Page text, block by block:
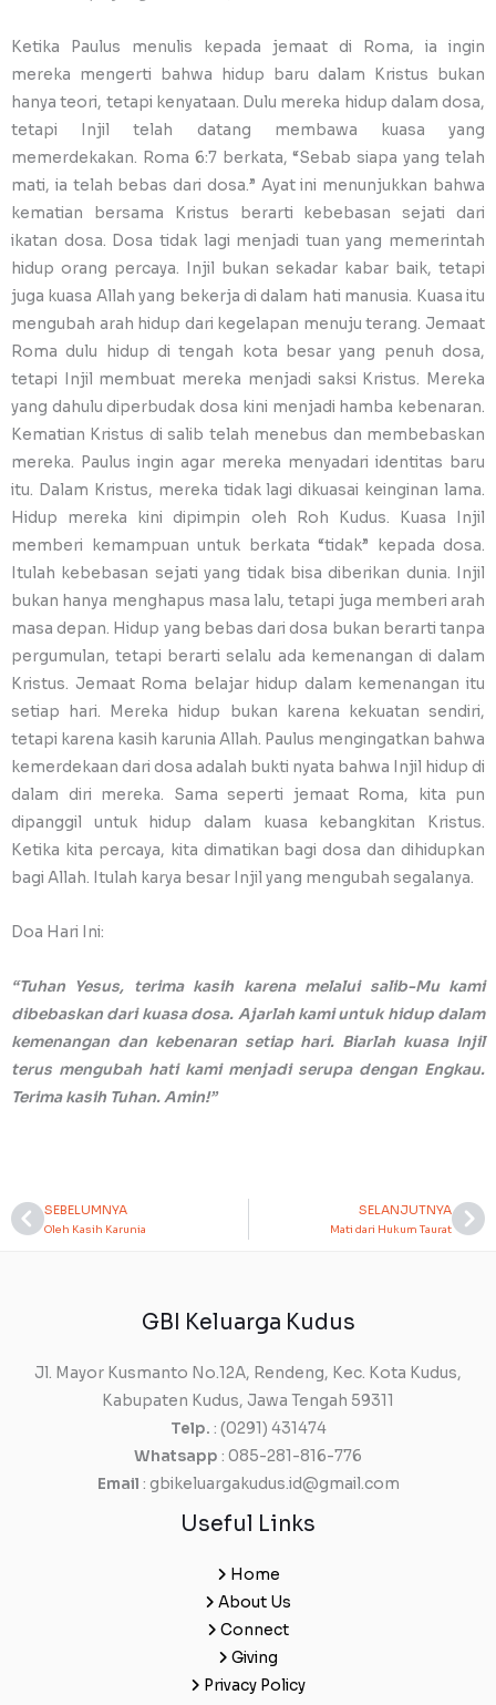
Ketika Paulus menulis kepada jemaat di Roma, ia ingin
mereka mengerti bahwa hidup baru dalam Kristus bukan
hanya teori, tetapi kenyataan. Dulu mereka hidup dalam dosa,
tetapi Injil telah datang membawa kuasa yang
memerdekakan. Roma 6:7 berkata, “Sebab siapa yang telah
mati, ia telah bebas dari dosa.” Ayat ini menunjukkan bahwa
kematian bersama Kristus berarti kebebasan sejati dari
ikatan dosa. Dosa tidak lagi menjadi tuan yang memerintah
hidup orang percaya. Injil bukan sekadar kabar baik, tetapi
juga kuasa Allah yang bekerja di dalam hati manusia. Kuasa itu
mengubah arah hidup dari kegelapan menuju terang. Jemaat
Roma dulu hidup di tengah kota besar yang penuh dosa,
tetapi Injil membuat mereka menjadi saksi Kristus. Mereka
yang dahulu diperbudak dosa kini menjadi hamba kebenaran.
Kematian Kristus di salib telah menebus dan membebaskan
mereka. Paulus ingin agar mereka menyadari identitas baru
itu. Dalam Kristus, mereka tidak lagi dikuasai keinginan lama.
Hidup mereka kini dipimpin oleh Roh Kudus. Kuasa Injil
memberi kemampuan untuk berkata “tidak” kepada dosa.
Itulah kebebasan sejati yang tidak bisa diberikan dunia. Injil
bukan hanya menghapus masa lalu, tetapi juga memberi arah
masa depan. Hidup yang bebas dari dosa bukan berarti tanpa
pergumulan, tetapi berarti selalu ada kemenangan di dalam
Kristus. Jemaat Roma belajar hidup dalam kemenangan itu
setiap hari. Mereka hidup bukan karena kekuatan sendiri,
tetapi karena kasih karunia Allah. Paulus mengingatkan bahwa
kemerdekaan dari dosa adalah bukti nyata bahwa Injil hidup di
dalam diri mereka. Sama seperti jemaat Roma, kita pun
dipanggil untuk hidup dalam kuasa kebangkitan Kristus.
Ketika kita percaya, kita dimatikan bagi dosa dan dihidupkan
bagi Allah. Itulah karya besar Injil yang mengubah segalanya.
Doa Hari Ini:
“Tuhan Yesus, terima kasih karena melalui salib-Mu kami
dibebaskan dari kuasa dosa. Ajarlah kami untuk hidup dalam
kemenangan dan kebenaran setiap hari. Biarlah kuasa Injil
terus mengubah hati kami menjadi serupa dengan Engkau.
Terima kasih Tuhan. Amin!”
Prev
SEBELUMNYA
Oleh Kasih Karunia
SELANJUTNYA
Mati dari Hukum Taurat
GBI Keluarga Kudus
Jl. Mayor Kusmanto No.12A, Rendeng, Kec. Kota Kudus,
Kabupaten Kudus, Jawa Tengah 59311
Telp. : (0291) 431474
Whatsapp : 085-281-816-776
Email : gbikeluargakudus.id@gmail.com
Useful Links
Home
About Us
Connect
Giving
Privacy Policy